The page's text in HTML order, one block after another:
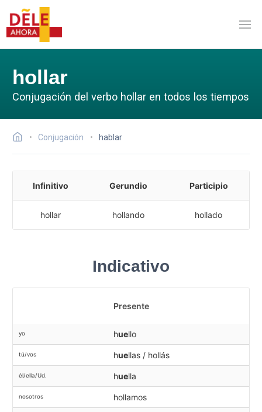
hollar
Conjugación del verbo hollar en todos los tiempos
Conjugación hablar
Infinitivo Gerundio Participio
hollar hollando hollado
Indicativo
Presente
yo huello
tú/vos huellas / hollás
él/ella/Ud. huella
nosotros hollamos